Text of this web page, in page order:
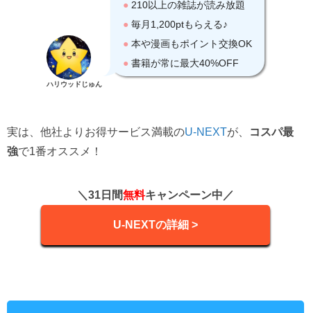
ハリウッドじゅん
実は、他社よりお得サービス満載のU-NEXTが、
コスパ最
強で1番オススメ！
＼31日間無料キャンペーン中／
U-NEXTの詳細 >